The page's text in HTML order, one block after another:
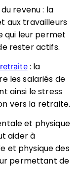
revenu : la
aux travailleurs
qui leur permet
rester actifs.
: la
les salariés de
ainsi le stress
vers la retraite.
et physique
aider à
et physique des
permettant de